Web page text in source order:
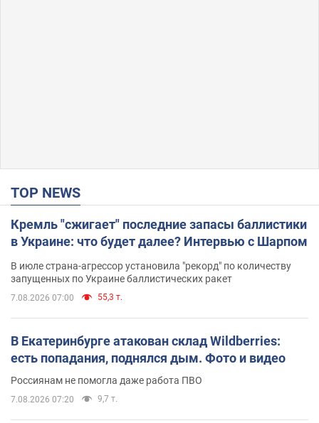
TOP NEWS
Кремль "сжигает" последние запасы баллистики
в Украине: что будет далее? Интервью с Шарпом
В июле страна-агрессор установила "рекорд" по количеству
запущенных по Украине баллистических ракет
7.08.2026 07:00 55,3 т.
В Екатеринбурге атакован склад Wildberries:
есть попадания, поднялся дым. Фото и видео
Россиянам не помогла даже работа ПВО
7.08.2026 07:20 9,7 т.